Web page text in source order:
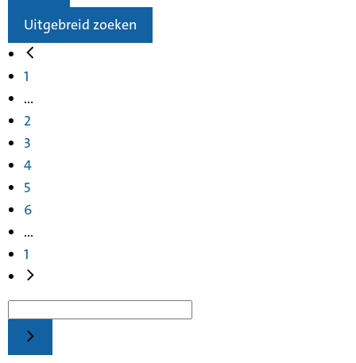
Uitgebreid zoeken
1
...
2
3
4
5
6
...
1